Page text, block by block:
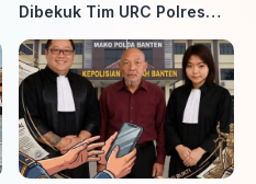
Dibekuk Tim URC Polres